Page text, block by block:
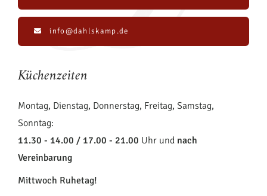
info@dahlskamp.de
Küchenzeiten
Montag, Dienstag, Donnerstag, Freitag, Samstag,
Sonntag:
11.30 - 14.00 / 17.00 - 21.00 Uhr und nach
Vereinbarung
Mittwoch Ruhetag!